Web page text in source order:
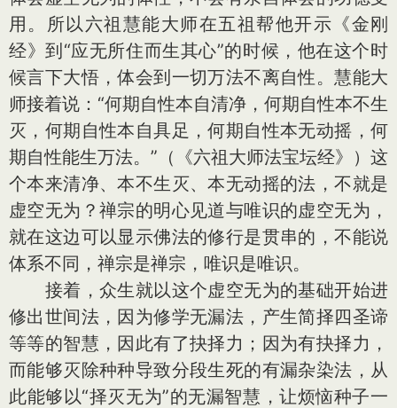
用。所以六祖慧能大师在五祖帮他开示《金刚
经》到“应无所住而生其心”的时候，他在这个时
候言下大悟，体会到一切万法不离自性。慧能大
师接着说：“何期自性本自清净，何期自性本不生
灭，何期自性本自具足，何期自性本无动摇，何
期自性能生万法。”（《六祖大师法宝坛经》）这
个本来清净、本不生灭、本无动摇的法，不就是
虚空无为？禅宗的明心见道与唯识的虚空无为，
就在这边可以显示佛法的修行是贯串的，不能说
体系不同，禅宗是禅宗，唯识是唯识。
接着，众生就以这个虚空无为的基础开始进
修出世间法，因为修学无漏法，产生简择四圣谛
等等的智慧，因此有了抉择力；因为有抉择力，
而能够灭除种种导致分段生死的有漏杂染法，从
此能够以“择灭无为”的无漏智慧，让烦恼种子一